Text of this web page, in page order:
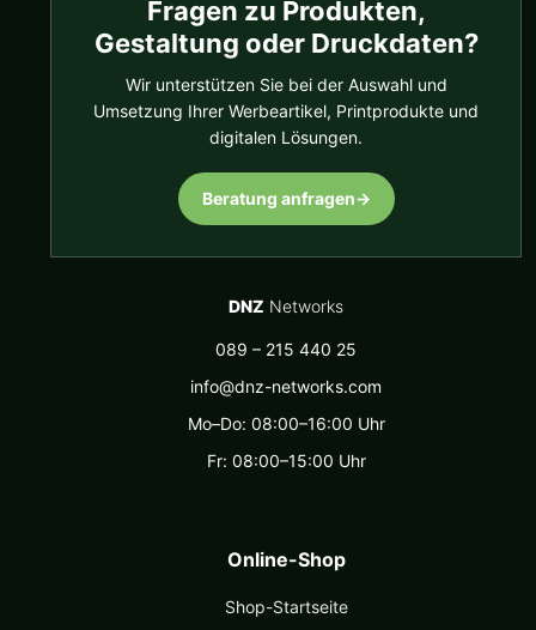
Fragen zu Produkten,
Gestaltung oder Druckdaten?
Wir unterstützen Sie bei der Auswahl und
Umsetzung Ihrer Werbeartikel, Printprodukte und
digitalen Lösungen.
Beratung anfragen→
DNZ Networks
089 – 215 440 25
info@dnz-networks.com
Mo–Do: 08:00–16:00 Uhr
Fr: 08:00–15:00 Uhr
Online-Shop
Shop-Startseite